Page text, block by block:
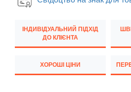
Transit Courier Mk1
HONDA
ІНДИВІДУАЛЬНИЙ ПІДХІД
ДО КЛІЄНТА
ХОРОШІ ЦІНИ